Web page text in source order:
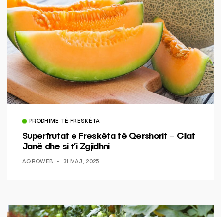
PRODHIME TË FRESKËTA
Superfrutat e Freskëta të Qershorit – Cilat
Janë dhe si t’i Zgjidhni
AGROWEB 31 MAJ, 2025